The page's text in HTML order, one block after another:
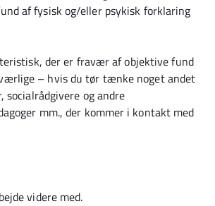
af fysisk og/eller psykisk forklaring
der er fravær af objektive fund
– hvis du tør tænke noget andet
og andre
mm., der kommer i kontakt med
videre med.